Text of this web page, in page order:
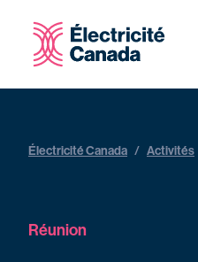
Électricité Canada / Activités
Réunion